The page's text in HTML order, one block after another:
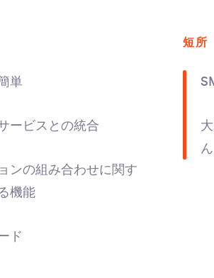
単
ービスとの統合
ンの組み合わせに関す
機能
ド
短所
ん